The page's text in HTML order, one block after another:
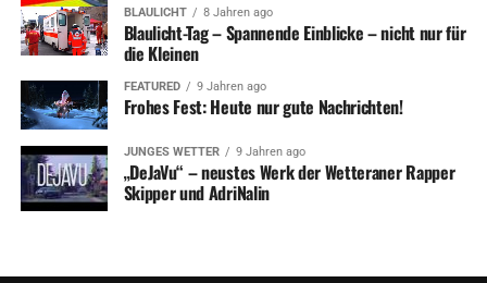
BLAULICHT 8 Jahren ago
Blaulicht-Tag – Spannende Einblicke – nicht nur für
die Kleinen
FEATURED 9 Jahren ago
Frohes Fest: Heute nur gute Nachrichten!
JUNGES WETTER 9 Jahren ago
„DeJaVu“ – neustes Werk der Wetteraner Rapper
Skipper und AdriNalin